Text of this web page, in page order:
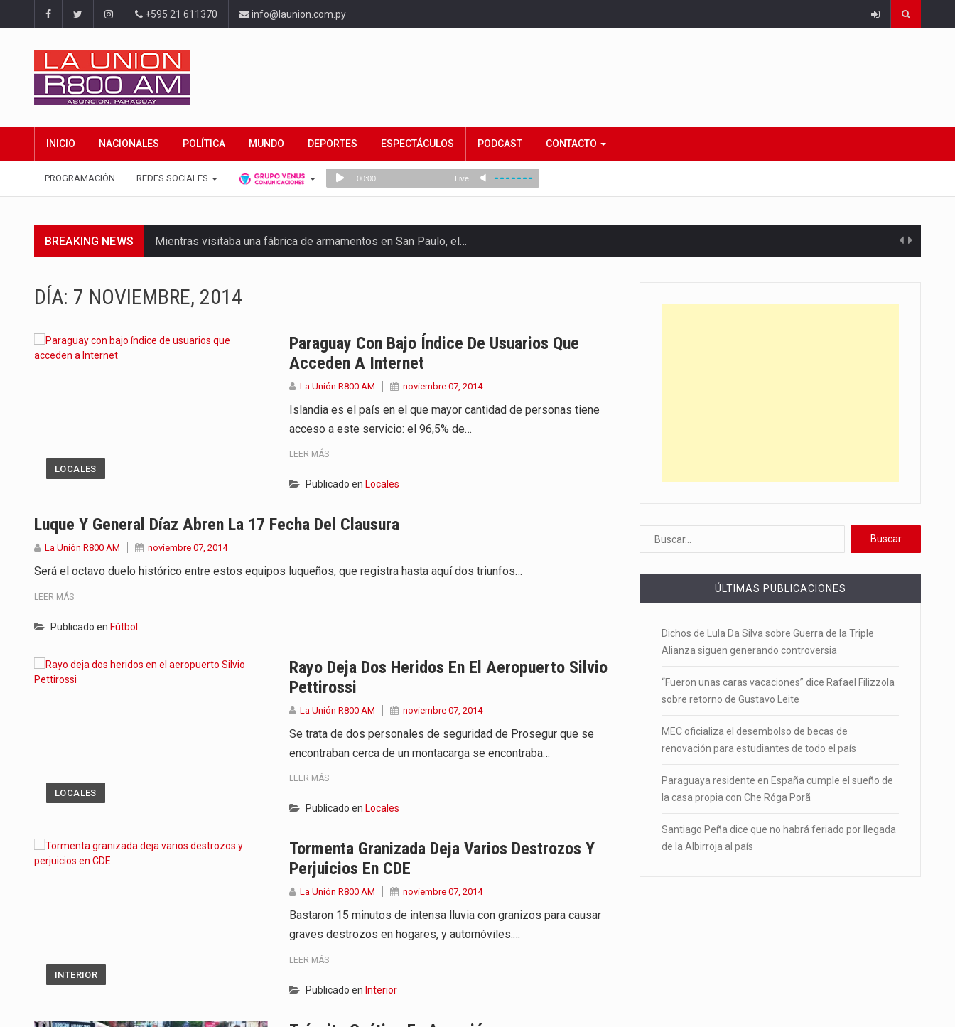
+595 21 611370 info@launion.com.py
INICIO NACIONALES POLÍTICA MUNDO DEPORTES ESPECTÁCULOS PODCAST CONTACTO
PROGRAMACIÓN REDES SOCIALES
BREAKING NEWS Mientras visitaba una fábrica de armamentos en San Paulo, el…
El Ministerio de Educación y Ciencias (MEC) ha confirmado la…
Para Tania, una paraguaya de 33 años que reside en…
El presidente de la República se encontraba en el aeropuerto…
Una familia atravesó momentos de extrema tensión durante la madrugada…
Fretes se refirió concretamente al recorrido que realizó este jueves…
DÍA: 7 NOVIEMBRE, 2014
LOCALES
Paraguay Con Bajo Índice De Usuarios Que
Acceden A Internet
La Unión R800 AM noviembre 07, 2014
Islandia es el país en el que mayor cantidad de personas tiene
acceso a este servicio: el 96,5% de…
LEER MÁS
Publicado en Locales
Luque Y General Díaz Abren La 17 Fecha Del Clausura
La Unión R800 AM noviembre 07, 2014
Será el octavo duelo histórico entre estos equipos luqueños, que registra hasta aquí dos triunfos…
LEER MÁS
Publicado en Fútbol
LOCALES
Rayo Deja Dos Heridos En El Aeropuerto Silvio
Pettirossi
La Unión R800 AM noviembre 07, 2014
Se trata de dos personales de seguridad de Prosegur que se
encontraban cerca de un montacarga se encontraba…
LEER MÁS
Publicado en Locales
INTERIOR
Tormenta Granizada Deja Varios Destrozos Y
Perjuicios En CDE
La Unión R800 AM noviembre 07, 2014
Bastaron 15 minutos de intensa lluvia con granizos para causar
graves destrozos en hogares, y automóviles.…
LEER MÁS
Publicado en Interior
ÚLTIMAS PUBLICACIONES
Dichos de Lula Da Silva sobre Guerra de la Triple
Alianza siguen generando controversia
“Fueron unas caras vacaciones” dice Rafael Filizzola
sobre retorno de Gustavo Leite
MEC oficializa el desembolso de becas de
renovación para estudiantes de todo el país
Paraguaya residente en España cumple el sueño de
la casa propia con Che Róga Porã
Santiago Peña dice que no habrá feriado por llegada
de la Albirroja al país